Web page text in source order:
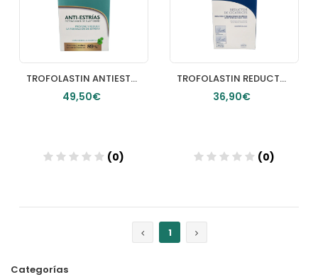
TROFOLASTIN ANTIESTRIAS 1 TUBO 400 ML
49,50€
(0)
TROFOLASTIN REDUCTOR DE CICATRICES 5X75
36,90€
(0)
1
Categorías